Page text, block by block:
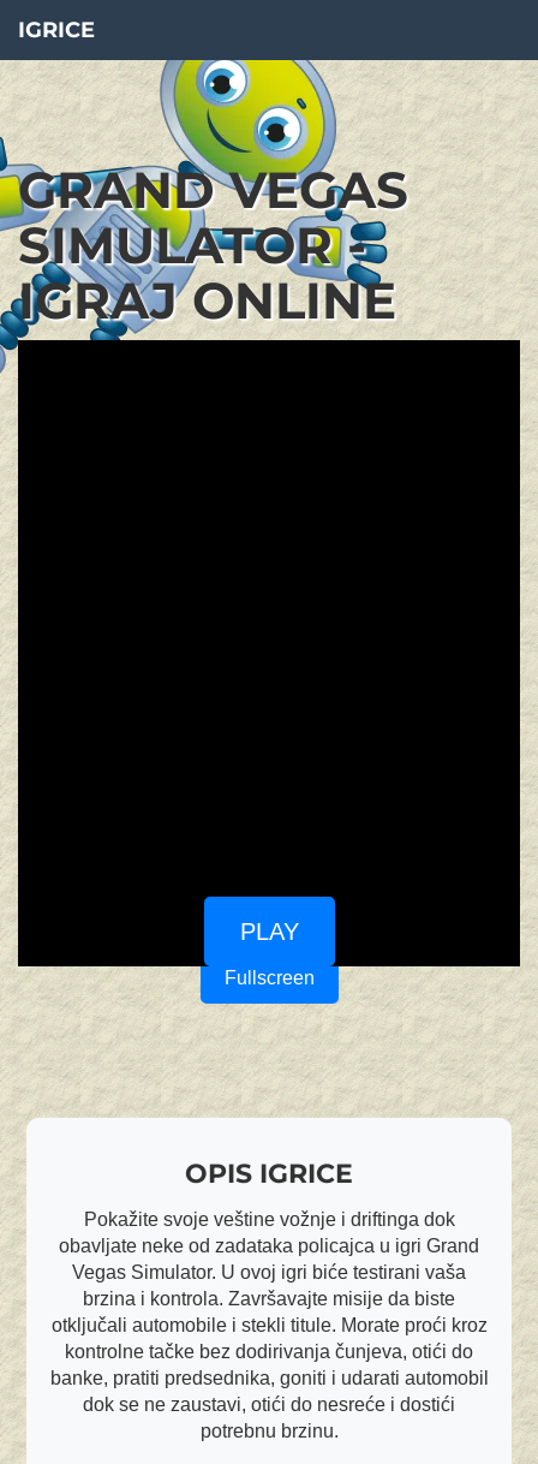
IGRICE
GRAND VEGAS
SIMULATOR -
IGRAJ ONLINE
PLAY
Fullscreen
OPIS IGRICE
Pokažite svoje veštine vožnje i driftinga dok
obavljate neke od zadataka policajca u igri Grand
Vegas Simulator. U ovoj igri biće testirani vaša
brzina i kontrola. Završavajte misije da biste
otključali automobile i stekli titule. Morate proći kroz
kontrolne tačke bez dodirivanja čunjeva, otići do
banke, pratiti predsednika, goniti i udarati automobil
dok se ne zaustavi, otići do nesreće i dostići
potrebnu brzinu.